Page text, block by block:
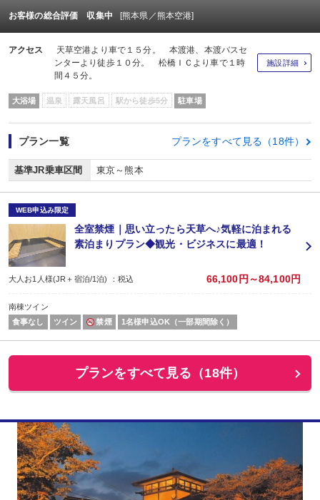
お客様の総合評価 収集中 [熊本県／熊本空港]
アクセス
天草空港より車で１５分。 本渡港、本渡バスセ
ンターより徒歩１０分。 松橋ＩＣより車で１時
間４５分。
施設詳細
大浴場 温泉 露天風呂 駅から徒歩5分 駐車場
プラン一覧 プランをすべて見る（18件）
基準JR乗車区間 東京～熊本
WEB申込み限定
全室禁煙｜思い立ったら天草へ♪気軽に泊まれる
素泊まりプラン◆観光・ビジネスに最適！
大人お1人様(JR＋宿泊/1泊) ：税込 66,100円～84,100円
南棟ツイン
食事なし
ツイン 禁煙 1名様申込OK（一部期間除く）
プランをすべて見る（18件）